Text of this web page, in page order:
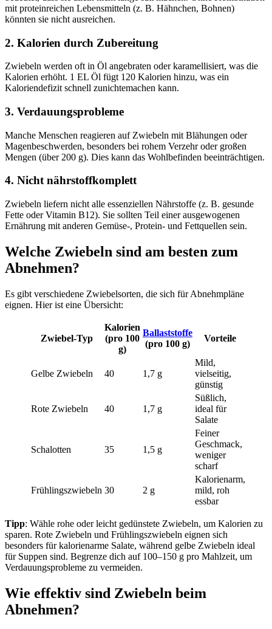
mit proteinreichen Lebensmitteln (z. B. Hähnchen, Bohnen)
könnten sie nicht ausreichen.
2. Kalorien durch Zubereitung
Zwiebeln werden oft in Öl angebraten oder karamellisiert, was die
Kalorien erhöht. 1 EL Öl fügt 120 Kalorien hinzu, was ein
Kaloriendefizit schnell zunichtemachen kann.
3. Verdauungsprobleme
Manche Menschen reagieren auf Zwiebeln mit Blähungen oder
Magenbeschwerden, besonders bei rohem Verzehr oder großen
Mengen (über 200 g). Dies kann das Wohlbefinden beeinträchtigen.
4. Nicht nährstoffkomplett
Zwiebeln liefern nicht alle essenziellen Nährstoffe (z. B. gesunde
Fette oder Vitamin B12). Sie sollten Teil einer ausgewogenen
Ernährung mit anderen Gemüse-, Protein- und Fettquellen sein.
Welche Zwiebeln sind am besten zum
Abnehmen?
Es gibt verschiedene Zwiebelsorten, die sich für Abnehmpläne
eignen. Hier ist eine Übersicht:
Zwiebel-Typ
Kalorien
(pro 100
g)
Ballaststoffe
(pro 100 g)
Vorteile
Gelbe Zwiebeln 40 1,7 g
Mild,
vielseitig,
günstig
Rote Zwiebeln 40 1,7 g
Süßlich,
ideal für
Salate
Schalotten 35 1,5 g
Feiner
Geschmack,
weniger
scharf
Frühlingszwiebeln 30 2 g
Kalorienarm,
mild, roh
essbar
Tipp: Wähle rohe oder leicht gedünstete Zwiebeln, um Kalorien zu
sparen. Rote Zwiebeln und Frühlingszwiebeln eignen sich
besonders für kalorienarme Salate, während gelbe Zwiebeln ideal
für Suppen sind. Begrenze dich auf 100–150 g pro Mahlzeit, um
Verdauungsprobleme zu vermeiden.
Wie effektiv sind Zwiebeln beim
Abnehmen?